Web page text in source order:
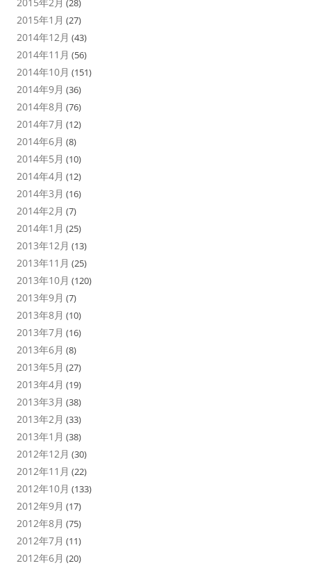
(28)
2015年1月 (27)
2014年12月 (43)
2014年11月 (56)
2014年10月 (151)
2014年9月 (36)
2014年8月 (76)
2014年7月 (12)
2014年6月 (8)
2014年5月 (10)
2014年4月 (12)
2014年3月 (16)
2014年2月 (7)
2014年1月 (25)
2013年12月 (13)
2013年11月 (25)
2013年10月 (120)
2013年9月 (7)
2013年8月 (10)
2013年7月 (16)
2013年6月 (8)
2013年5月 (27)
2013年4月 (19)
2013年3月 (38)
2013年2月 (33)
2013年1月 (38)
2012年12月 (30)
2012年11月 (22)
2012年10月 (133)
2012年9月 (17)
2012年8月 (75)
2012年7月 (11)
2012年6月 (20)